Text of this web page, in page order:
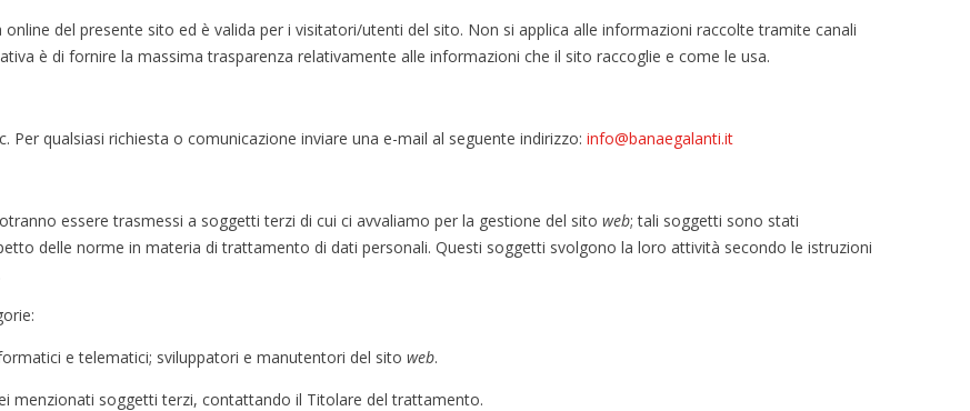
del presente sito ed è valida per i visitatori/utenti del sito. Non si applica alle informazioni raccolte tramite canali
è di fornire la massima trasparenza relativamente alle informazioni che il sito raccoglie e come le usa.
qualsiasi richiesta o comunicazione inviare una e-mail al seguente indirizzo: info@banaegalanti.it
essere trasmessi a soggetti terzi di cui ci avvaliamo per la gestione del sito web; tali soggetti sono stati
delle norme in materia di trattamento di dati personali. Questi soggetti svolgono la loro attività secondo le istruzioni
e telematici; sviluppatori e manutentori del sito web.
menzionati soggetti terzi, contattando il Titolare del trattamento.